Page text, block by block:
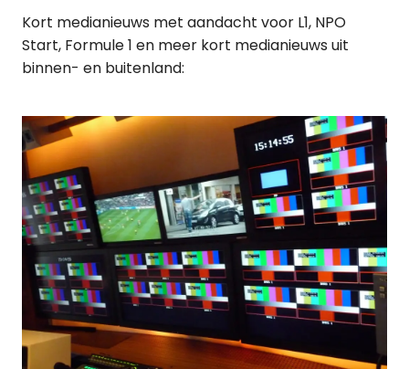
Kort medianieuws met aandacht voor L1, NPO
Start, Formule 1 en meer kort medianieuws uit
binnen- en buitenland: